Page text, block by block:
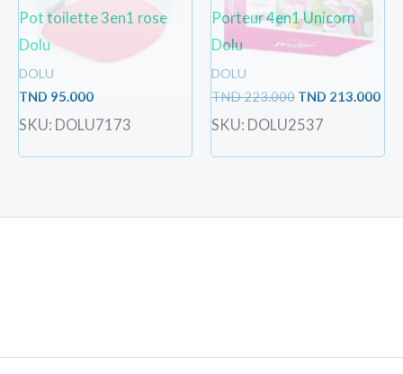
Pot toilette 3en1 rose
Dolu
DOLU
TND 95.000
SKU: DOLU7173
Porteur 4en1 Unicorn
Dolu
DOLU
TND223.000 TND 213.000
SKU: DOLU2537